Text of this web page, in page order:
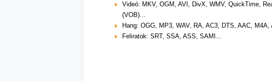
Videó: MKV, OGM, AVI, DivX, WMV, QuickTime,
(VOB)...
Hang: OGG, MP3, WAV, RA, AC3, DTS, AAC, M4A,
Feliratok: SRT, SSA, ASS, SAMI...